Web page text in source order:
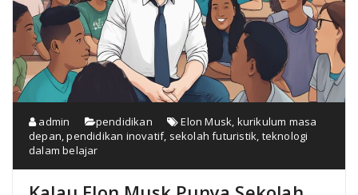
admin pendidikan Elon Musk, kurikulum masa
depan,pendidikan inovatif, sekolah futuristik, teknologi
dalam belajar